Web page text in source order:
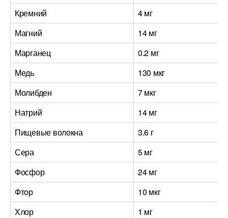
Кремний
4 мг
Магний
14 мг
Марганец
0.2 мг
Медь
130 мкг
Молибден
7 мкг
Натрий
14 мг
Пищевые волокна
3.6 г
Сера
5 мг
Фосфор
24 мг
Фтор
10 мкг
Хлор
1 мг